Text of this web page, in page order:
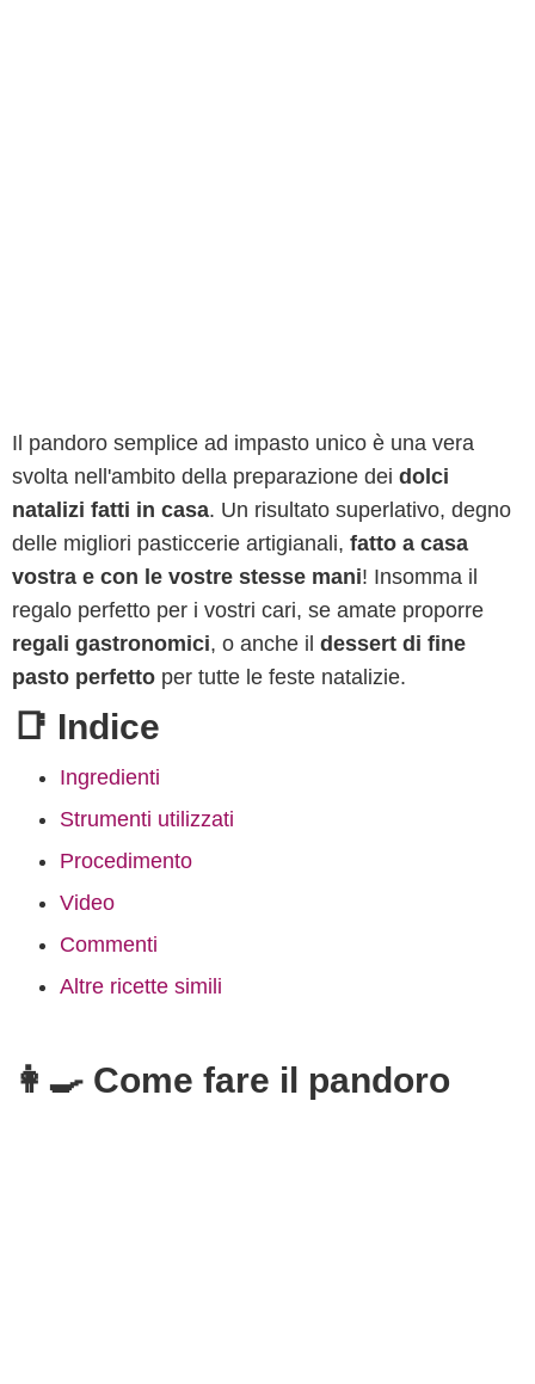
Il pandoro semplice ad impasto unico è una vera
svolta nell'ambito della preparazione dei dolci
natalizi fatti in casa. Un risultato superlativo, degno
delle migliori pasticcerie artigianali, fatto a casa
vostra e con le vostre stesse mani! Insomma il
regalo perfetto per i vostri cari, se amate proporre
regali gastronomici, o anche il dessert di fine
pasto perfetto per tutte le feste natalizie.
📑 Indice
Ingredienti
Strumenti utilizzati
Procedimento
Video
Commenti
Altre ricette simili
👩‍🍳 Come fare il pandoro